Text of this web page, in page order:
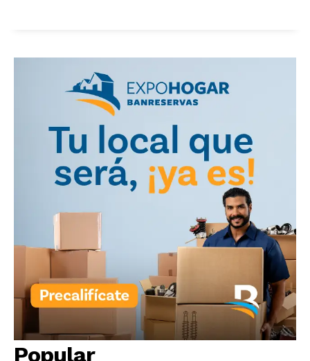
Popular